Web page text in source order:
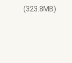
(323.8MB)